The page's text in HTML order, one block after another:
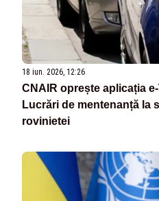
18 iun. 2026, 12:26
CNAIR oprește aplicația
Lucrări de mentenanță la
rovinietei